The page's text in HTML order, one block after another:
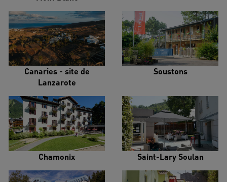
Canaries - site de
Lanzarote
Soustons
Chamonix Saint-Lary Soulan